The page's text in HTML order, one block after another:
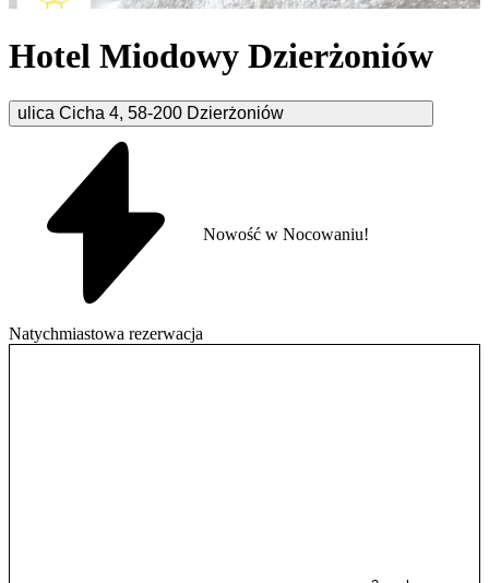
Hotel Miodowy Dzierżoniów
ulica Cicha 4, 58-200 Dzierżoniów
Natychmiastowa rezerwacja
Nowość w Nocowaniu!